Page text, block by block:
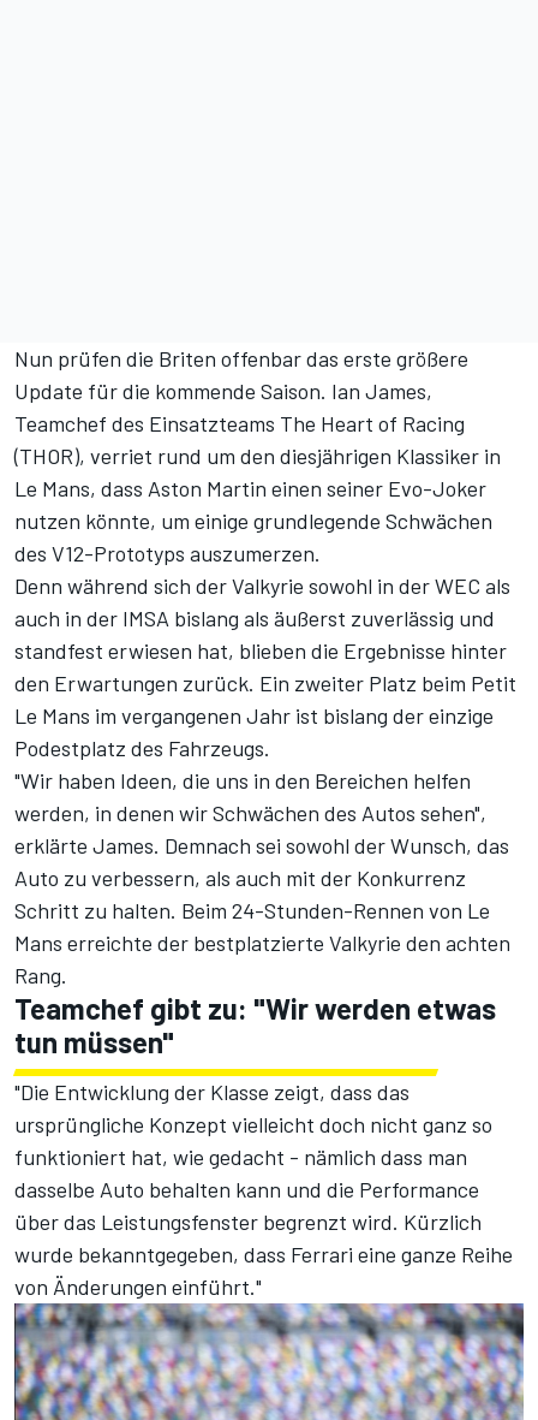
Nun prüfen die Briten offenbar das erste größere
Update für die kommende Saison. Ian James,
Teamchef des Einsatzteams The Heart of Racing
(THOR), verriet rund um den diesjährigen Klassiker in
Le Mans, dass Aston Martin einen seiner Evo-Joker
nutzen könnte, um einige grundlegende Schwächen
des V12-Prototyps auszumerzen.
Denn während sich der Valkyrie sowohl in der WEC als
auch in der IMSA bislang als äußerst zuverlässig und
standfest erwiesen hat, blieben die Ergebnisse hinter
den Erwartungen zurück. Ein zweiter Platz beim Petit
Le Mans im vergangenen Jahr ist bislang der einzige
Podestplatz des Fahrzeugs.
"Wir haben Ideen, die uns in den Bereichen helfen
werden, in denen wir Schwächen des Autos sehen",
erklärte James. Demnach sei sowohl der Wunsch, das
Auto zu verbessern, als auch mit der Konkurrenz
Schritt zu halten. Beim 24-Stunden-Rennen von Le
Mans erreichte der bestplatzierte Valkyrie den achten
Rang.
Teamchef gibt zu: "Wir werden etwas
tun müssen"
"Die Entwicklung der Klasse zeigt, dass das
ursprüngliche Konzept vielleicht doch nicht ganz so
funktioniert hat, wie gedacht - nämlich dass man
dasselbe Auto behalten kann und die Performance
über das Leistungsfenster begrenzt wird. Kürzlich
wurde bekanntgegeben, dass Ferrari eine ganze Reihe
von Änderungen einführt."